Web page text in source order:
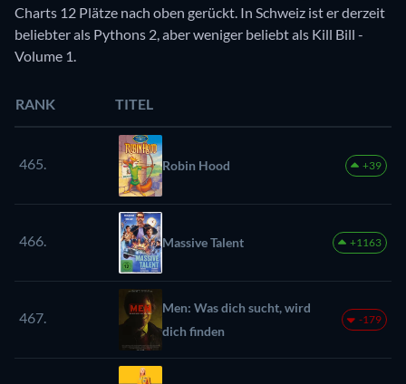
Charts 12 Plätze nach oben gerückt. In Schweiz ist er derzeit
beliebter als Pythons 2, aber weniger beliebt als Kill Bill -
Volume 1.
RANK TITEL
465. Robin Hood +39
466. Massive Talent +1163
467.
Men: Was dich sucht, wird
dich finden
-179